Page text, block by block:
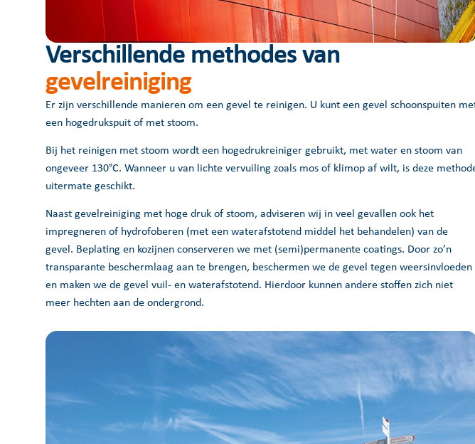
Verschillende methodes van
gevelreiniging
Er zijn verschillende manieren om een gevel te reinigen. U kunt een gevel schoonspuiten
een hogedrukspuit of met stoom.
Bij het reinigen met stoom wordt een hogedrukreiniger gebruikt, met water en stoom van
ongeveer 130°C. Wanneer u van lichte vervuiling zoals mos of klimop af wilt, is deze
uitermate geschikt.
Naast gevelreiniging met hoge druk of stoom, adviseren wij in veel gevallen ook het
impregneren of hydrofoberen (met een waterafstotend middel het behandelen) van de
gevel. Beplating en kozijnen conserveren we met (semi)permanente coatings. Door zo’n
transparante beschermlaag aan te brengen, beschermen we de gevel tegen weersinvloeden
en maken we de gevel vuil- en waterafstotend. Hierdoor kunnen andere stoffen zich niet
meer hechten aan de ondergrond.